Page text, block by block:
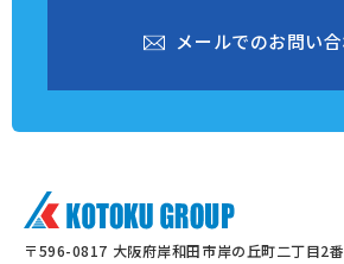
メー ルでのお問い合
〒596-0817 大阪府岸和田市岸の丘町二丁目2